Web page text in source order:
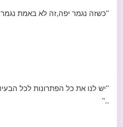
''כשזה נגמר יפה,זה לא באמת
''יש לנו את כל הפתרונות לכל
..''